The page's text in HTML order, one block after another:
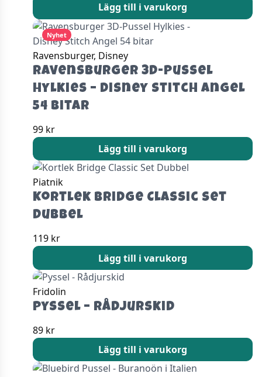
Lägg till i varukorg
Nyhet
Ravensburger, Disney
Ravensburger 3D-Pussel
Hylkies – Disney Stitch Angel
54 bitar
99 kr
Lägg till i varukorg
Piatnik
Kortlek Bridge Classic Set
Dubbel
119 kr
Lägg till i varukorg
Fridolin
Pyssel – Rådjurskid
89 kr
Lägg till i varukorg